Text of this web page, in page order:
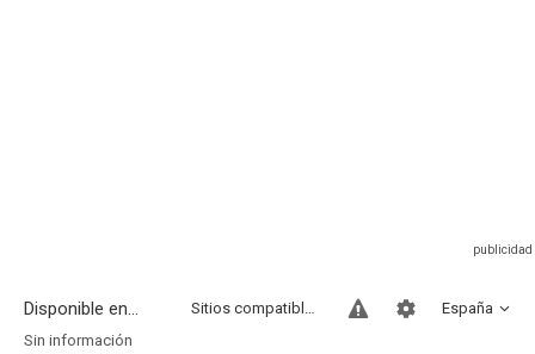
Disponible en... España
Sitios compatibles
Sin información